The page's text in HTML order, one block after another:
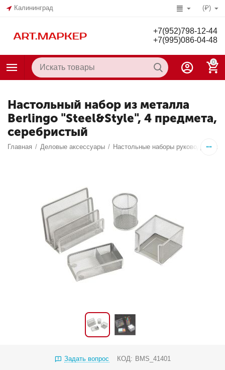
Калининград (₽)
+7(952)798-12-44
+7(995)086-04-48
0
Настольный набор из металла
Berlingo "Steel&Style", 4 предмета,
серебристый
Главная / Деловые аксессуары / Настольные наборы руководителей
Задать вопрос КОД: BMS_41401